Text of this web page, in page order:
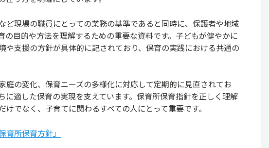
ど現場の職員にとっての業務の基準であると同時に、保護者や地域
の目的や方法を理解するための重要な資料です。子どもが健やかに
や支援の方針が具体的に記されており、保育の実践における共通の
庭の変化、保育ニーズの多様化に対応して定期的に見直されてお
に適した保育の実現を支えています。保育所保育指針を正しく理解
けでなく、子育てに関わるすべての人にとって重要です。
育所保育方針」